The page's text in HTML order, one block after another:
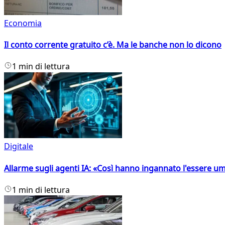
Economia
Il conto corrente gratuito c’è. Ma le banche non lo dicono
1 min di lettura
Digitale
Allarme sugli agenti IA: «Così hanno ingannato l'essere
1 min di lettura